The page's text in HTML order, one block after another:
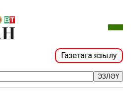
Газетага язылу
ЭЗЛӘҮ